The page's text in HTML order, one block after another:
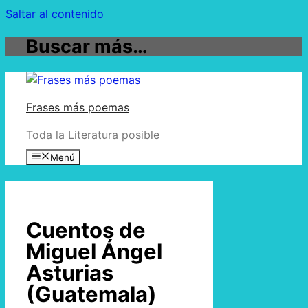
Saltar al contenido
Buscar más…
Frases más poemas
Toda la Literatura posible
Menú
Cuentos de
Miguel Ángel
Asturias
(Guatemala)